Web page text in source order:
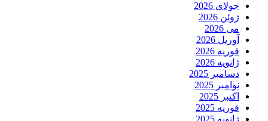
جولای 2026
ژوئن 2026
می 2026
آوریل 2026
فوریه 2026
ژانویه 2026
دسامبر 2025
نوامبر 2025
اکتبر 2025
فوریه 2025